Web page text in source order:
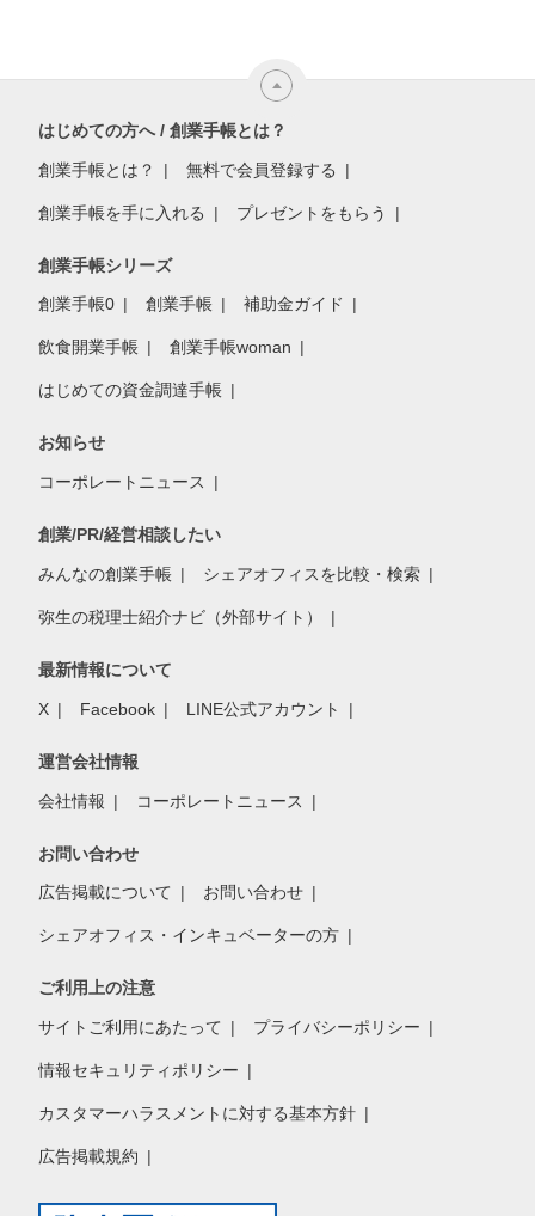
はじめての方へ / 創業手帳とは？
創業手帳とは？ 無料で会員登録する
創業手帳を手に入れる プレゼントをもらう
創業手帳シリーズ
創業手帳0 創業手帳 補助金ガイド
飲食開業手帳 創業手帳woman
はじめての資金調達手帳
お知らせ
コーポレートニュース
創業/PR/経営相談したい
みんなの創業手帳 シェアオフィスを比較・検索
弥生の税理士紹介ナビ（外部サイト）
最新情報について
X Facebook LINE公式アカウント
運営会社情報
会社情報 コーポレートニュース
お問い合わせ
広告掲載について お問い合わせ
シェアオフィス・インキュベーターの方
ご利用上の注意
サイトご利用にあたって プライバシーポリシー
情報セキュリティポリシー
カスタマーハラスメントに対する基本方針
広告掲載規約